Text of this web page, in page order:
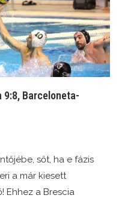
9:8, Barceloneta-
sőt, ha e fázis
a már kiesett
Ehhez a Brescia